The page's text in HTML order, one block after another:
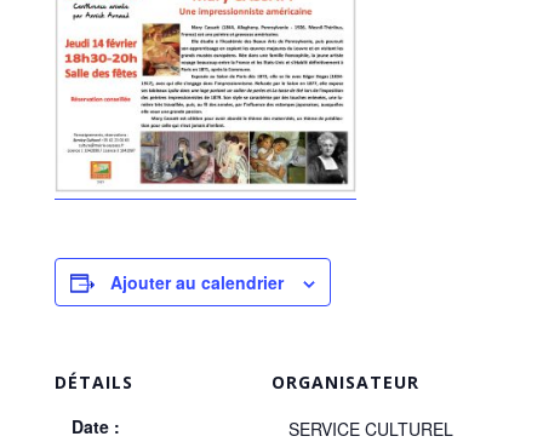
Ajouter au calendrier
DÉTAILS
Date :
ORGANISATEUR
SERVICE CULTUREL